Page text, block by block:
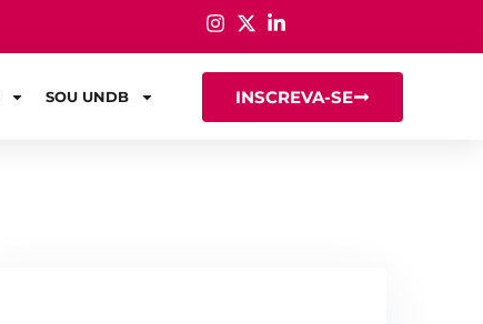
SOU UNDB INSCREVA-SE